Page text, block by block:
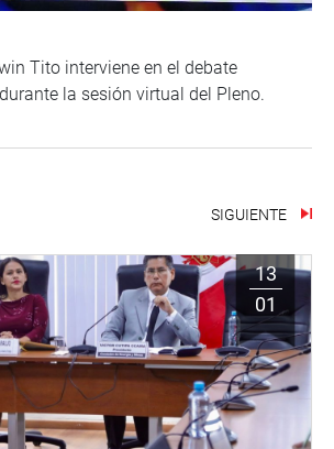
Tito interviene en el debate
la sesión virtual del Pleno.
SIGUIENTE
13
01